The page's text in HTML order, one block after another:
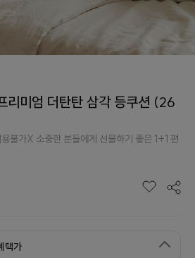
리미엄 더탄탄 삼각 등쿠션 (26
불가X 소중한 분들에게 선물하기 좋은 1+1 편
택가